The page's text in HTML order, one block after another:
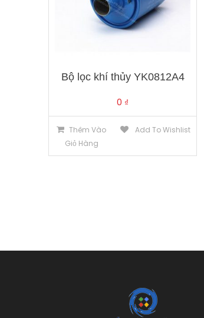
Bộ lọc khí thủy YK0812A4
0 ₫
Thêm Vào
Giỏ Hàng
Add To Wishlist